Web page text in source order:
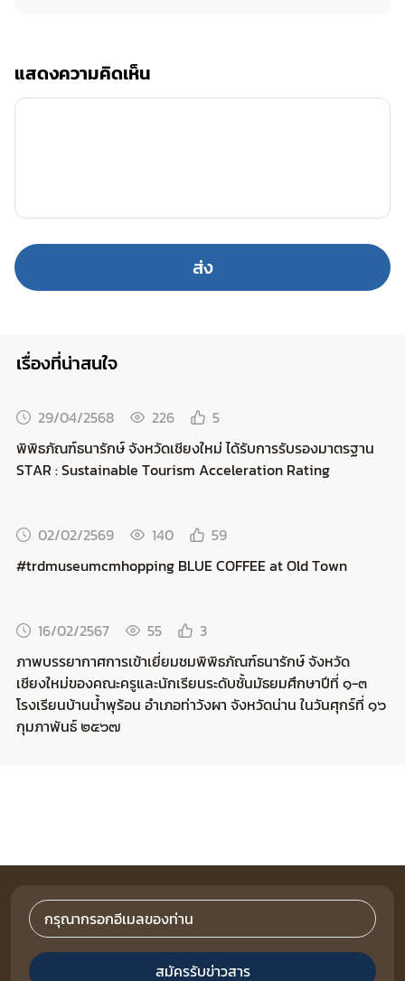
แสดงความคิดเห็น
ส่ง
เรื่องที่น่าสนใจ
29/04/2568 226
5
พิพิธภัณฑ์ธนารักษ์ จังหวัดเชียงใหม่ ได้รับการรับรองมาตรฐาน
STAR : Sustainable Tourism Acceleration Rating
02/02/2569 140
59
#trdmuseumcmhopping BLUE COFFEE at Old Town
16/02/2567 55
3
ภาพบรรยากาศการเข้าเยี่ยมชมพิพิธภัณฑ์ธนารักษ์ จังหวัด
เชียงใหม่ของคณะครูและนักเรียนระดับชั้นมัธยมศึกษาปีที่ ๑-๓
โรงเรียนบ้านน้ำพุร้อน อำเภอท่าวังผา จังหวัดน่าน ในวันศุกร์ที่ ๑๖
กุมภาพันธ์ ๒๕๖๗
สมัครรับข่าวสาร